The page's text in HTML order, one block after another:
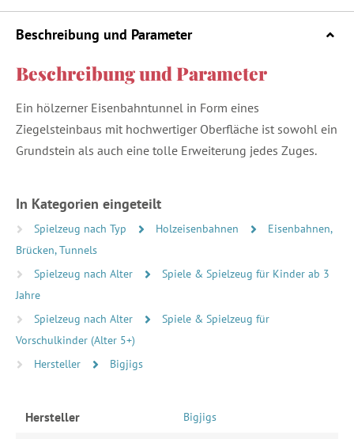
Beschreibung und Parameter
Beschreibung und Parameter
Ein hölzerner Eisenbahntunnel in Form eines
Ziegelsteinbaus mit hochwertiger Oberfläche ist sowohl ein
Grundstein als auch eine tolle Erweiterung jedes Zuges.
In Kategorien eingeteilt
Spielzeug nach Typ Holzeisenbahnen
Eisenbahnen,
Brücken, Tunnels
Spielzeug nach Alter
Spiele & Spielzeug für Kinder ab 3
Jahre
Spielzeug nach Alter
Spiele & Spielzeug für
Vorschulkinder (Alter 5+)
Hersteller
Bigjigs
Hersteller Bigjigs